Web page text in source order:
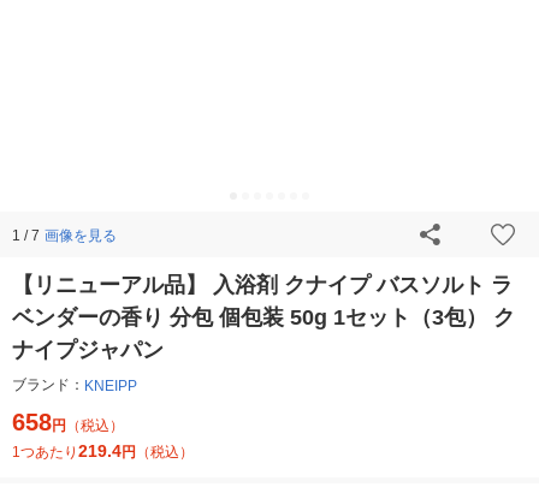
1 / 7 画像を見る
【リニューアル品】 入浴剤 クナイプ バスソルト ラ
ベンダーの香り 分包 個包装 50g 1セット（3包） ク
ナイプジャパン
ブランド： KNEIPP
658円
（税込）
1つあたり 219.4円 （税込）